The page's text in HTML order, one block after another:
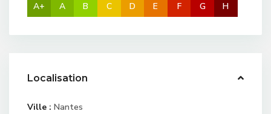
A+ A B C D E F G H
Localisation
Ville : Nantes